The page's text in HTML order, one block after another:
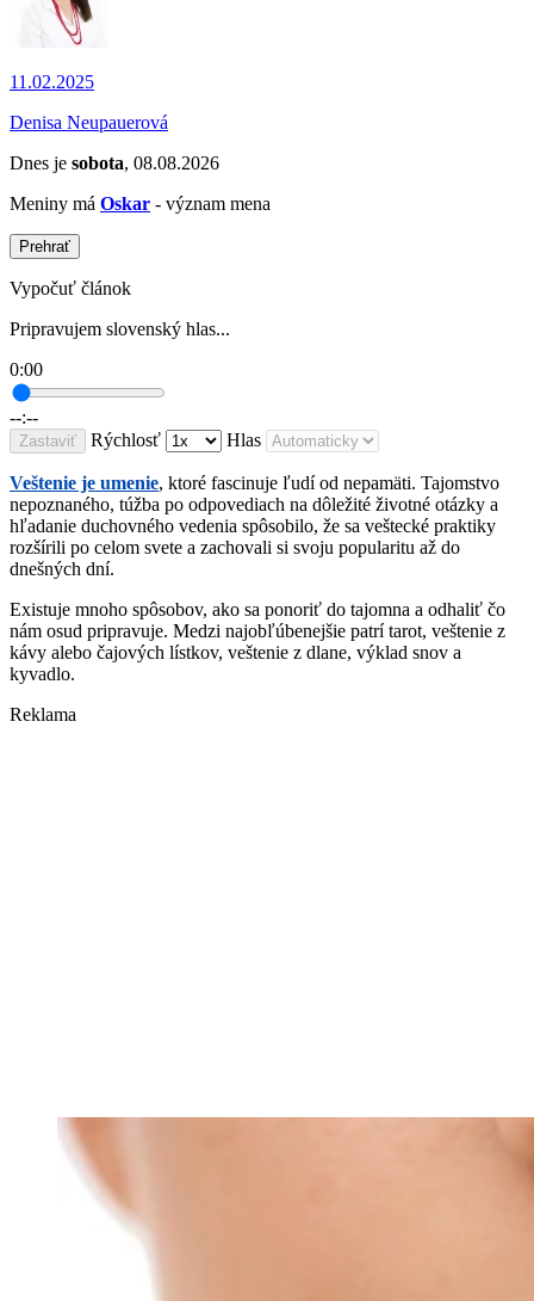
11.02.2025
Denisa Neupauerová
Dnes je sobota, 08.08.2026
Meniny má Oskar - význam mena
Prehrať
Vypočuť článok
Pripravujem slovenský hlas...
0:00
--:--
Zastaviť Rýchlosť Hlas
Veštenie je umenie, ktoré fascinuje ľudí od nepamäti. Tajomstvo
nepoznaného, túžba po odpovediach na dôležité životné otázky a
hľadanie duchovného vedenia spôsobilo, že sa veštecké praktiky
rozšírili po celom svete a zachovali si svoju popularitu až do
dnešných dní.
Existuje mnoho spôsobov, ako sa ponoriť do tajomna a odhaliť čo
nám osud pripravuje. Medzi najobľúbenejšie patrí tarot, veštenie z
kávy alebo čajových lístkov, veštenie z dlane, výklad snov a
kyvadlo.
Reklama